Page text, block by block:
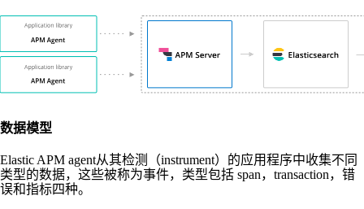
数据模型
Elastic APM agent从其检测（instrument）的应用程序中收集不同
类型的数据，这些被称为事件，类型包括 span，transaction，错
误和指标四种。